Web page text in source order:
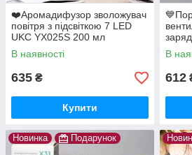
❤️Аромадифузор зволожувач
повітря з підсвіткою 7 LED
UKC YX025S 200 мл
В наявності
635 ₴
Купити
В
612
Новинка Подарунок